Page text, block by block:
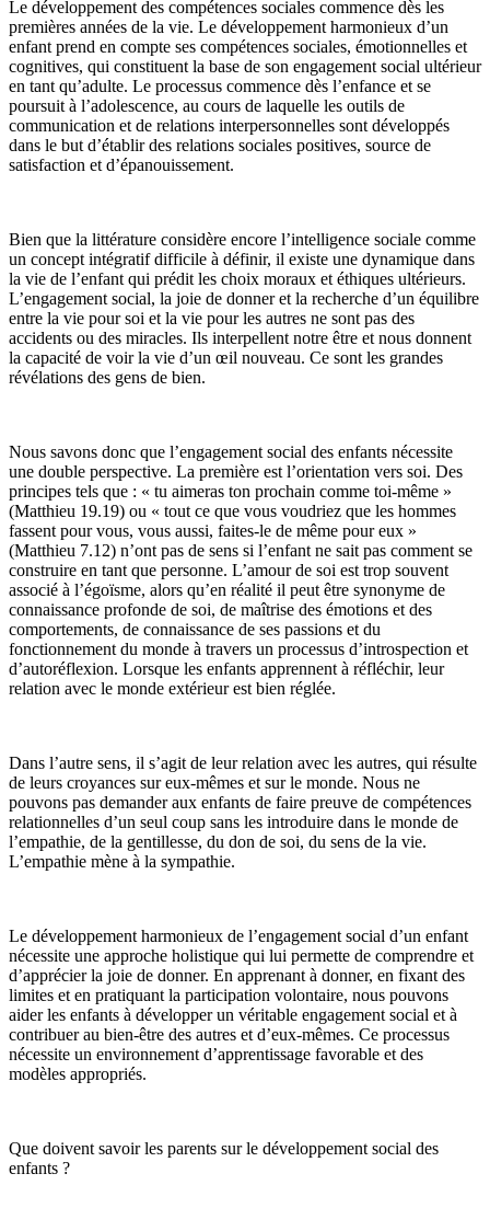
Le développement des compétences sociales commence dès les
premières années de la vie. Le développement harmonieux d’un
enfant prend en compte ses compétences sociales, émotionnelles et
cognitives, qui constituent la base de son engagement social ultérieur
en tant qu’adulte. Le processus commence dès l’enfance et se
poursuit à l’adolescence, au cours de laquelle les outils de
communication et de relations interpersonnelles sont développés
dans le but d’établir des relations sociales positives, source de
satisfaction et d’épanouissement.
Bien que la littérature considère encore l’intelligence sociale comme
un concept intégratif difficile à définir, il existe une dynamique dans
la vie de l’enfant qui prédit les choix moraux et éthiques ultérieurs.
L’engagement social, la joie de donner et la recherche d’un équilibre
entre la vie pour soi et la vie pour les autres ne sont pas des
accidents ou des miracles. Ils interpellent notre être et nous donnent
la capacité de voir la vie d’un œil nouveau. Ce sont les grandes
révélations des gens de bien.
Nous savons donc que l’engagement social des enfants nécessite
une double perspective. La première est l’orientation vers soi. Des
principes tels que : « tu aimeras ton prochain comme toi-même »
(Matthieu 19.19) ou « tout ce que vous voudriez que les hommes
fassent pour vous, vous aussi, faites-le de même pour eux »
(Matthieu 7.12) n’ont pas de sens si l’enfant ne sait pas comment se
construire en tant que personne. L’amour de soi est trop souvent
associé à l’égoïsme, alors qu’en réalité il peut être synonyme de
connaissance profonde de soi, de maîtrise des émotions et des
comportements, de connaissance de ses passions et du
fonctionnement du monde à travers un processus d’introspection et
d’autoréflexion. Lorsque les enfants apprennent à réfléchir, leur
relation avec le monde extérieur est bien réglée.
Dans l’autre sens, il s’agit de leur relation avec les autres, qui résulte
de leurs croyances sur eux-mêmes et sur le monde. Nous ne
pouvons pas demander aux enfants de faire preuve de compétences
relationnelles d’un seul coup sans les introduire dans le monde de
l’empathie, de la gentillesse, du don de soi, du sens de la vie.
L’empathie mène à la sympathie.
Le développement harmonieux de l’engagement social d’un enfant
nécessite une approche holistique qui lui permette de comprendre et
d’apprécier la joie de donner. En apprenant à donner, en fixant des
limites et en pratiquant la participation volontaire, nous pouvons
aider les enfants à développer un véritable engagement social et à
contribuer au bien-être des autres et d’eux-mêmes. Ce processus
nécessite un environnement d’apprentissage favorable et des
modèles appropriés.
Que doivent savoir les parents sur le développement social des
enfants ?